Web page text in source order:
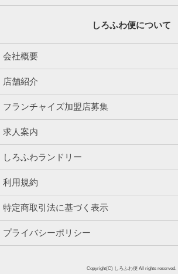
しろふわ便について
会社概要
店舗紹介
フランチャイズ加盟店募集
求人案内
しろふわランドリー
利用規約
特定商取引法に基づく表示
プライバシーポリシー
Copyright(C) しろふわ便 All rights reserved.